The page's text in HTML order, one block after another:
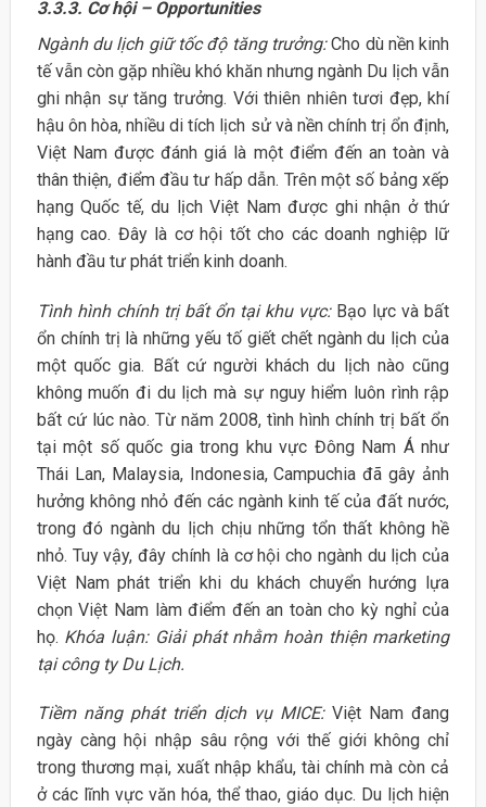
3.3.3. Cơ hội – Opportunities
Ngành du lịch giữ tốc độ tăng trưởng:Cho dù nền kinh
tế vẫn còn gặp nhiều khó khăn nhưng ngành Du lịch vẫn
ghi nhận sự tăng trưởng. Với thiên nhiên tươi đẹp, khí
hậu ôn hòa, nhiều di tích lịch sử và nền chính trị ổn định,
Việt Nam được đánh giá là một điểm đến an toàn và
thân thiện, điểm đầu tư hấp dẫn. Trên một số bảng xếp
hạng Quốc tế, du lịch Việt Nam được ghi nhận ở thứ
hạng cao. Đây là cơ hội tốt cho các doanh nghiệp lữ
hành đầu tư phát triển kinh doanh.
Tình hình chính trị bất ổn tại khu vực:Bạo lực và bất
ổn chính trị là những yếu tố giết chết ngành du lịch của
một quốc gia. Bất cứ người khách du lịch nào cũng
không muốn đi du lịch mà sự nguy hiểm luôn rình rập
bất cứ lúc nào. Từ năm 2008, tình hình chính trị bất ổn
tại một số quốc gia trong khu vực Đông Nam Á như
Thái Lan, Malaysia, Indonesia, Campuchia đã gây ảnh
hưởng không nhỏ đến các ngành kinh tế của đất nước,
trong đó ngành du lịch chịu những tổn thất không hề
nhỏ. Tuy vậy, đây chính là cơ hội cho ngành du lịch của
Việt Nam phát triển khi du khách chuyển hướng lựa
chọn Việt Nam làm điểm đến an toàn cho kỳ nghỉ của
họ. Khóa luận: Giải phát nhằm hoàn thiện marketing
tại công ty Du Lịch.
Tiềm năng phát triển dịch vụ MICE:Việt Nam đang
ngày càng hội nhập sâu rộng với thế giới không chỉ
trong thương mại, xuất nhập khẩu, tài chính mà còn cả
ở các lĩnh vực văn hóa, thể thao, giáo dục. Du lịch hiện